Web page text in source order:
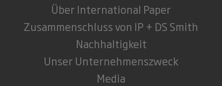
Über International Paper
Zusammenschluss von IP + DS Smith
Nachhaltigkeit
Unser Unternehmenszweck
Media